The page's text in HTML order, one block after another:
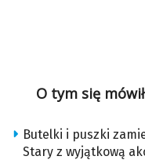
O tym się
Butelki i puszki
Stary z wyjątkową